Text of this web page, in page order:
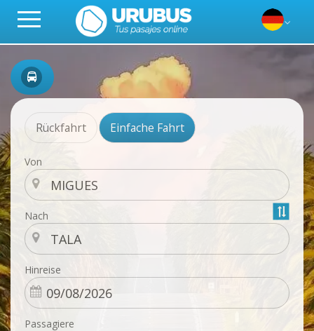
Rückfahrt Einfache Fahrt
Von
Nach
Hinreise
Passagiere